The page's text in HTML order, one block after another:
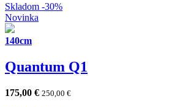
Skladom -30%
Novinka
140cm
Quantum Q1
175,00 € 250,00 €